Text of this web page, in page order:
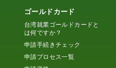
ゴールドカード
台湾就業ゴールドカードと
は何ですか？
申請手続きチェック
申請プロセス一覧